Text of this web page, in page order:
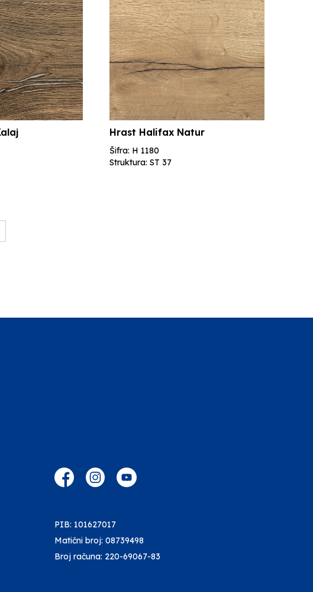
Hrast Halifax Natur
Šifra: H 1180
Struktura: ST 37
PIB: 101627017
Matični broj: 08739498
Broj računa: 220-69067-83